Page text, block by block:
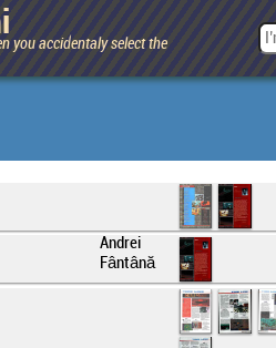
you accidentaly select the
Andrei
Fântână